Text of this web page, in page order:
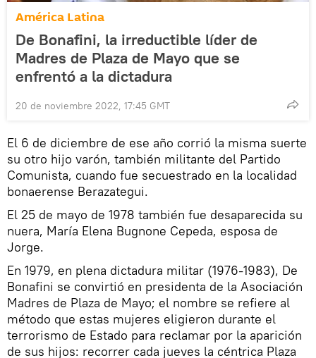
América Latina
De Bonafini, la irreductible líder de
Madres de Plaza de Mayo que se
enfrentó a la dictadura
20 de noviembre 2022, 17:45 GMT
El 6 de diciembre de ese año corrió la misma suerte
su otro hijo varón, también militante del Partido
Comunista, cuando fue secuestrado en la localidad
bonaerense Berazategui.
El 25 de mayo de 1978 también fue desaparecida su
nuera, María Elena Bugnone Cepeda, esposa de
Jorge.
En 1979, en plena dictadura militar (1976-1983), De
Bonafini se convirtió en presidenta de la Asociación
Madres de Plaza de Mayo; el nombre se refiere al
método que estas mujeres eligieron durante el
terrorismo de Estado para reclamar por la aparición
de sus hijos: recorrer cada jueves la céntrica Plaza